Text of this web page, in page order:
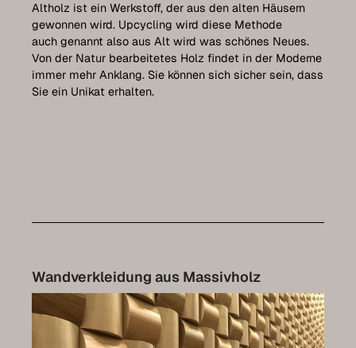
Altholz ist ein Werkstoff, der aus den alten Häusern
gewonnen wird. Upcycling wird diese Methode
auch genannt also aus Alt wird was schönes Neues.
Von der Natur bearbeitetes Holz findet in der Moderne
immer mehr Anklang. Sie können sich sicher sein, dass
Sie ein Unikat erhalten.
Wandverkleidung aus Massivholz
Kontakt
Expo-Termin vereinbaren